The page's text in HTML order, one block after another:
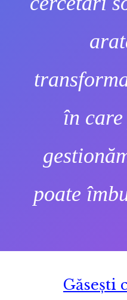
în
poate
Găsești